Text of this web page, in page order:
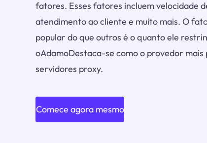
fatores. Esses fatores incluem velocidade
atendimento ao cliente e muito mais. O
popular do que outros é o quanto ele
oAdamoDestaca-se como o provedor mais
servidores proxy.
Comece agora mesmo